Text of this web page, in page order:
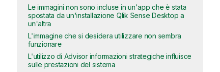
Le immagini non sono incluse in un'app che è stata
spostata da un'installazione Qlik Sense Desktop a
un'altra
L'immagine che si desidera utilizzare non sembra
funzionare
L'utilizzo di Advisor informazioni strategiche influisce
sulle prestazioni del sistema